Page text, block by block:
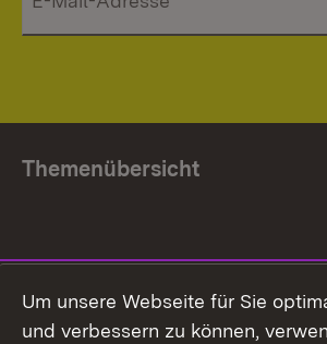
Themenübersicht
Facebook
Um unsere Webseite für Sie
und verbessern zu können,